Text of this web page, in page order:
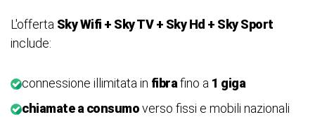
L'offerta Sky Wifi + Sky TV + Sky Hd + Sky Sport
include:
connessione illimitata in fibrafino a 1 giga
chiamate a consumoverso fissi e mobili nazionali